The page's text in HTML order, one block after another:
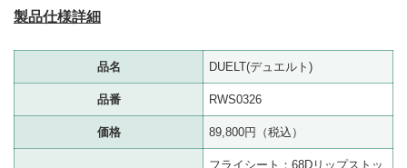
製品仕様詳細
品名 DUELT(デュエルト)
品番 RWS0326
価格 89,800円（税込）
フライシート：68Dリップストッ